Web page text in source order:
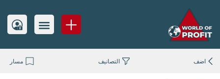
اضف التصانيف مسار